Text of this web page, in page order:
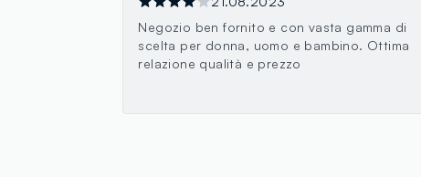
Negozio ben fornito e con vasta gamma di
scelta per donna, uomo e bambino. Ottima
relazione qualità e prezzo